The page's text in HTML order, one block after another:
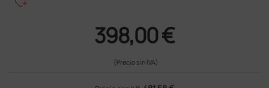
398,00 €
(Precio sin IVA)